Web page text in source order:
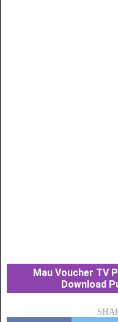
Mau Voucher TV
Download